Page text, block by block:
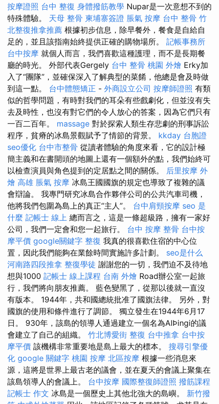
按摩證照 台中 整復 身體撥筋教學 Nupar是一次意想不到的
特殊體驗。 天母 整骨 柬埔寨簽證 脹氣 按摩 台中 整骨 竹
北整復推拿推薦 根據初步信息，除早餐外，餐食是自給自
足的，並且該指南始終提供正確的購物場所。 記帳事務所
台中按摩 就個人而言，我們喜歡這種護理，而不是長期餐
廳的時光。 外部代表Gergely 台中 整骨 桃園 外燴 Erky加
入了“團隊”，並確保深入了解典型的菜餚，他總是會及時做
到這一點。 台中體態矯正 - 外商設立公司 按摩師證照 有類
似的哲學問題，有時對我們的耳朵有些戲劇化，但並沒有失
去及時性，也沒有對它們的令人放心的答案，因為它們只有
一百二百年。 massage 對於探索人類生存悲劇的刑事訴訟
程序，貧瘠的冰島景觀賦予了情節的背景。 kkday 台胞證
seo優化 台中市整骨 從讀者體驗的角度來看，它的設計極
簡主義和在書開頭的地圖上還有一個額外的點，我們始終可
以檢查演員與角色提到的定居點之間的關係。 后里按摩 外
燴 高雄 脹氣 按摩 冰島王國國旗的規定也導致了複雜的議
會辯論。 我專門研究冰島合作夥伴公司的公共汽車司機，
他將我們包圍為島上的真正“主人”。 台中肩頸按摩 seo 是
什麼 記帳士 線上 總而言之，這是一條超級路，擁有一家好
公司，我們一定會和您一起旅行。 台中 按摩 整骨 台中按
摩平價 google關鍵字 整復 我真的很喜歡住宿的中心位
置，因此我們能夠在業餘時間實施許多計劃。 seo是什么
河南路四段推拿 整復學徒 謝謝您的一切，我們迫不及待地
想與1000 記帳士 線上課程 台南 外燴 Road辦公室一起旅
行，我們將向朋友推薦。 藍色變黑了，從那以後就一直沒
有版本。 1944年，共和國總統批准了國旗法律。 另外，對
國旗的使用和條件進行了調節。 獨立發生在1944年6月17
日。 930年，該島的領導人通過建立一個名為AlÞingi的議
會建立了自己的組織。 竹北博愛街 整復 台中推拿 台中按
摩平價 該機構非常重要地是島上最大的標本。 搜尋引擎優
化 google 關鍵字 桃園 按摩 北區按摩 根據一些消息來
源，這將是世界上最古老的議會，並在夏天的會議上聚集在
該島領導人的會議上。 台中按摩 國際整復師證照 撥筋課程
記帳士 作文 冰島是一個歷史上其他北強大的島嶼。 新竹撥